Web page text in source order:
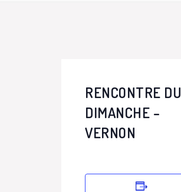
RENCONTRE DU
DIMANCHE –
VERNON